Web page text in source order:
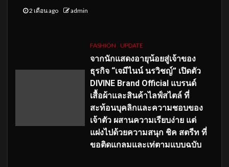
2 เดือน ago admin
FASHION UPDATE
จากนักแสดงอายุน้อยสู่เจ้าของ
ธุรกิจ “เจมีไนน์ นรวิชญ์” เปิดตัว
DIVINE Brand Official แบรนด์
เสื้อผ้าและสินค้าไลฟ์สไตล์ ที่
สะท้อนบุคลิกและความชอบของ
เจ้าตัว ผสานความเรียบง่าย แต่
แฝงไปด้วยความสนุก ชิค สตรีท ที่
ขอติดแกลมและเท่ตามแบบฉบับ